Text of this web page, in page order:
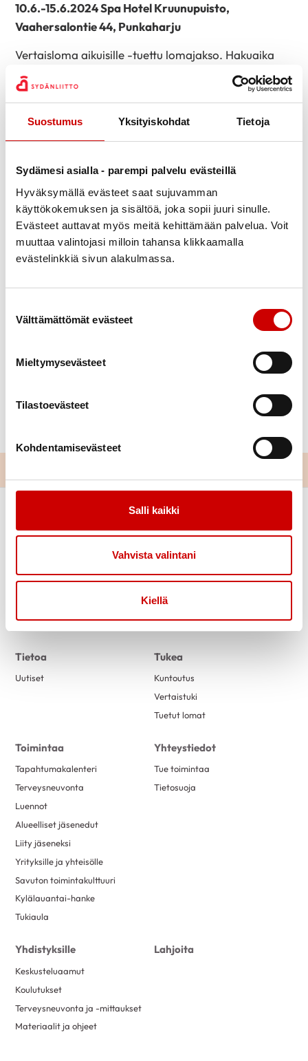
Suostumus Yksityiskohdat Tietoja
Sydämesi asialla - parempi palvelu evästeillä
Hyväksymällä evästeet saat sujuvamman
käyttökokemuksen ja sisältöä, joka sopii juuri sinulle.
Evästeet auttavat myös meitä kehittämään palvelua. Voit
muuttaa valintojasi milloin tahansa klikkaamalla
evästelinkkiä sivun alakulmassa.
Välttämättömät evästeet
Mieltymysevästeet
Tilastoevästeet
Kohdentamisevästeet
Salli kaikki
Vahvista valintani
Kiellä
10.6.-15.6.2024 Spa Hotel Kruunupuisto,
Vaahersalontie 44, Punkaharju
Vertaisloma aikuisille -tuettu lomajakso. Hakuaika
päättyy:
Lomien omavastuuosuus on 25 €/vrk aikuisilta, alle
17-vuotiailta ei peritä omavastuuta.
huoneessa tai perhekoon mukaisissa
yleinen vapaa-ajanohjelma, lomapaikan
allasosaston ja kuntosalin käyttö.
Sähköinen hakutästä linkistä.
osoitteeseen:Maaseudun Terveys- ja Lomahuolto
Lomat toteutetaan STEA:n tuella ja yhteistyössä
Lisätietoja: Maaseudun Terveys- ja Lomahuolto
Link to facebook
Link to instagram
Link to youtube
Link to twitter
Tietoa
Uutiset
Tukea
Kuntoutus
Vertaistuki
Tuetut lomat
Toimintaa
Tapahtumakalenteri
Terveysneuvonta
Luennot
Alueelliset jäsenedut
Liity jäseneksi
Yrityksille ja yhteisölle
Savuton toimintakulttuuri
Kylälauantai-hanke
Tukiaula
Yhteystiedot
Tue toimintaa
Tietosuoja
Yhdistyksille
Keskusteluaamut
Koulutukset
Terveysneuvonta ja -mittaukset
Materiaalit ja ohjeet
Lahjoita